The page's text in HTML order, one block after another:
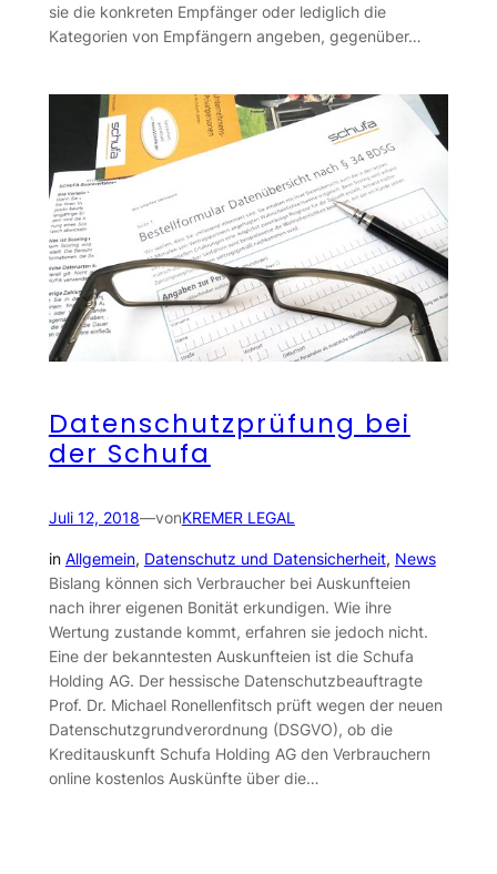
sie die konkreten Empfänger oder lediglich die
Kategorien von Empfängern angeben, gegenüber…
Datenschutzprüfung bei
der Schufa
Juli 12, 2018—vonKREMER LEGAL
in Allgemein, Datenschutz und Datensicherheit, News
Bislang können sich Verbraucher bei Auskunfteien
nach ihrer eigenen Bonität erkundigen. Wie ihre
Wertung zustande kommt, erfahren sie jedoch nicht.
Eine der bekanntesten Auskunfteien ist die Schufa
Holding AG. Der hessische Datenschutzbeauftragte
Prof. Dr. Michael Ronellenfitsch prüft wegen der neuen
Datenschutzgrundverordnung (DSGVO), ob die
Kreditauskunft Schufa Holding AG den Verbrauchern
online kostenlos Auskünfte über die…